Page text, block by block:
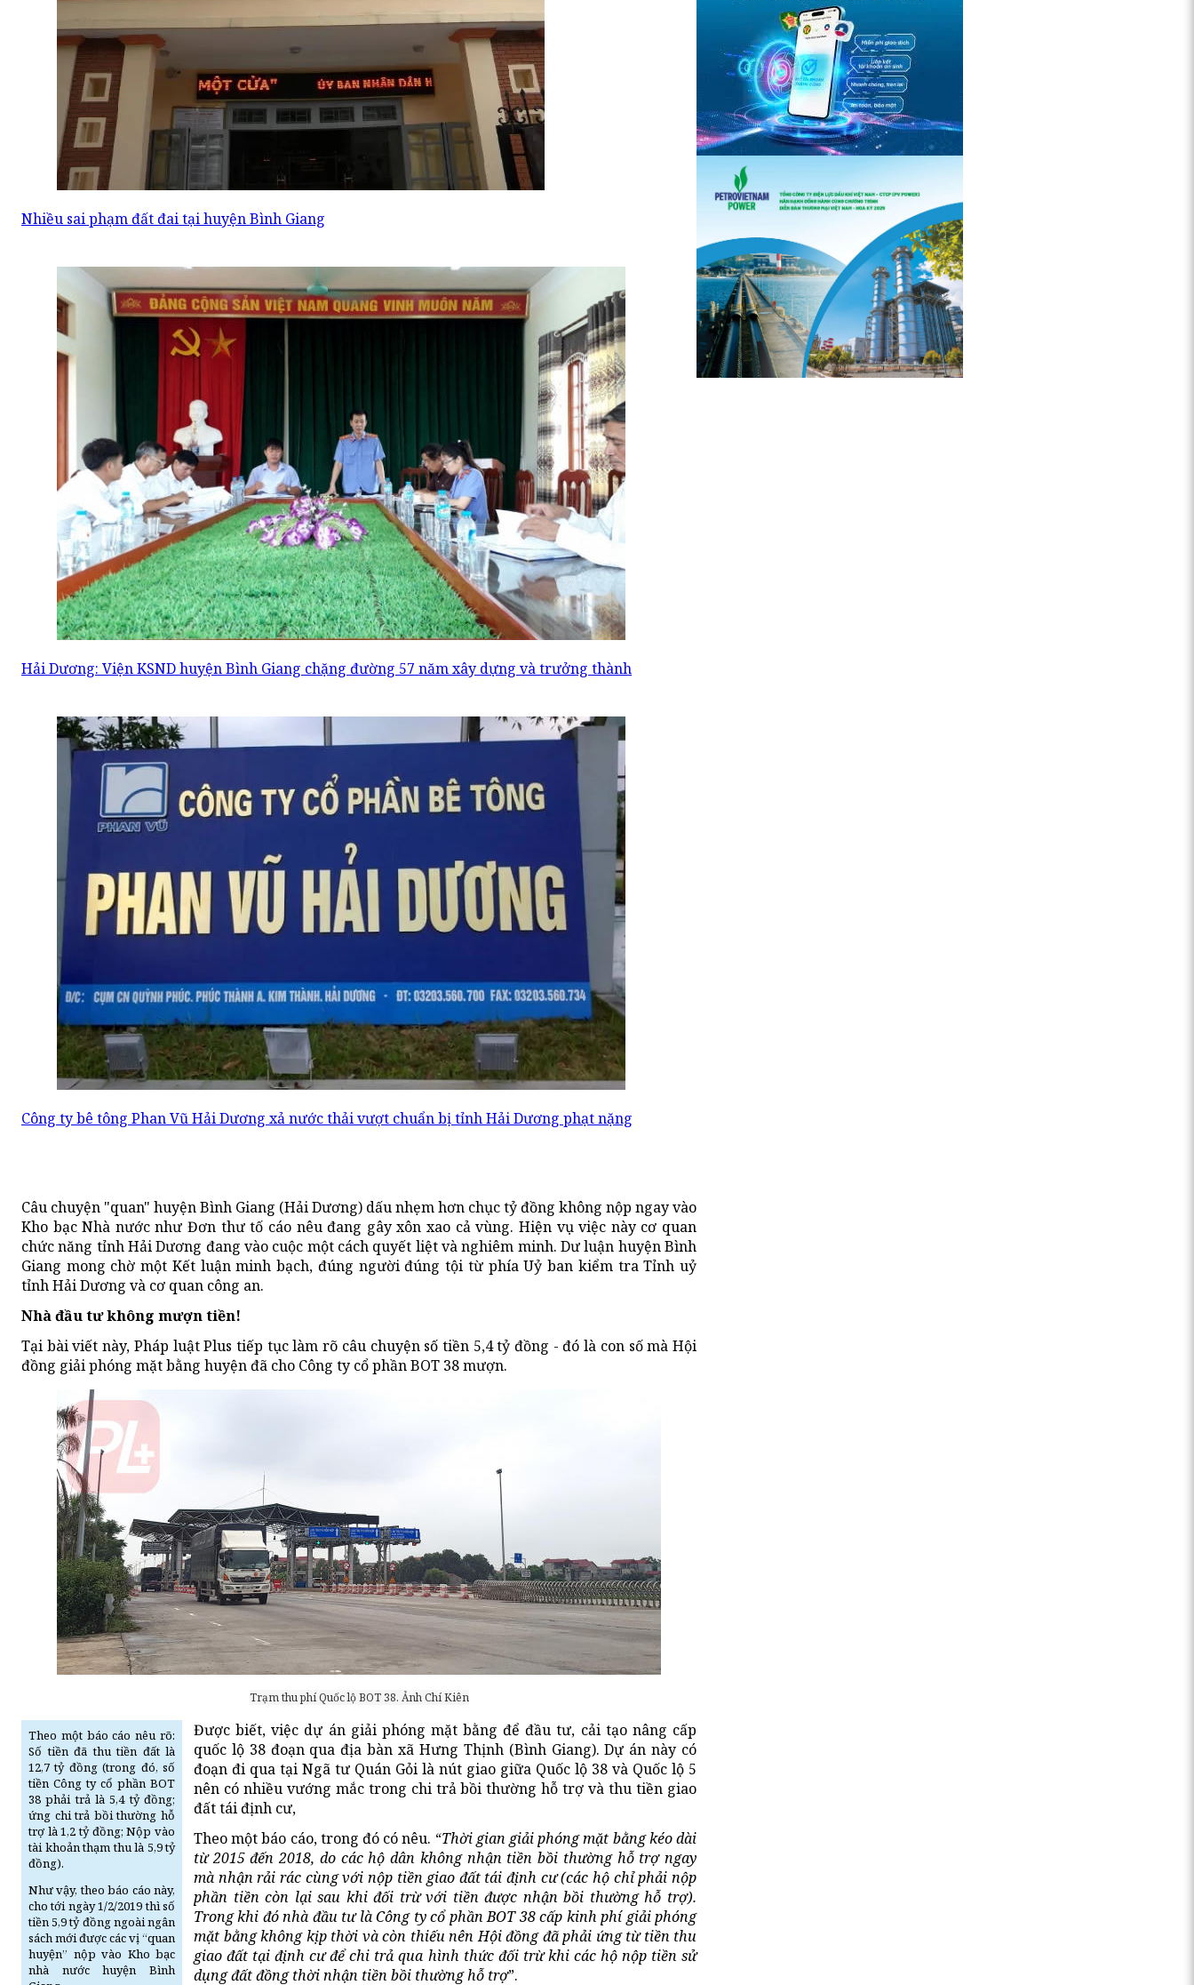
Nhiều sai phạm đất đai tại huyện Bình Giang
Hải Dương: Viện KSND huyện Bình Giang chặng đường 57 năm xây dựng và trưởng thành
Công ty bê tông Phan Vũ Hải Dương xả nước thải vượt chuẩn bị tỉnh Hải Dương phạt nặng
Câu chuyện "quan" huyện Bình Giang (Hải Dương) dấu nhẹm hơn chục tỷ đồng không nộp ngay vào
Kho bạc Nhà nước như Đơn thư tố cáo nêu đang gây xôn xao cả vùng. Hiện vụ việc này cơ quan
chức năng tỉnh Hải Dương đang vào cuộc một cách quyết liệt và nghiêm minh. Dư luận huyện Bình
Giang mong chờ một Kết luận minh bạch, đúng người đúng tội từ phía Uỷ ban kiểm tra Tỉnh uỷ
tỉnh Hải Dương và cơ quan công an.
Nhà đầu tư không mượn tiền!
Tại bài viết này, Pháp luật Plus tiếp tục làm rõ câu chuyện số tiền 5,4 tỷ đồng - đó là con số mà Hội
đồng giải phóng mặt bằng huyện đã cho Công ty cổ phần BOT 38 mượn.
Trạm thu phí Quốc lộ BOT 38. Ảnh Chí Kiên
Theo một báo cáo nêu rõ:
Số tiền đã thu tiền đất là
12,7 tỷ đồng (trong đó, số
tiền Công ty cổ phần BOT
38 phải trả là 5,4 tỷ đồng;
ứng chi trả bồi thường hỗ
trợ là 1,2 tỷ đồng; Nộp vào
tài khoản thạm thu là 5,9 tỷ
đồng).
Như vậy, theo báo cáo này,
cho tới ngày 1/2/2019 thì số
tiền 5,9 tỷ đồng ngoài ngân
sách mới được các vị “quan
huyện” nộp vào Kho bạc
nhà nước huyện Bình
Được biết, việc dự án giải phóng mặt bằng để đầu tư, cải tạo nâng cấp
quốc lộ 38 đoạn qua địa bàn xã Hưng Thịnh (Bình Giang). Dự án này có
đoạn đi qua tại Ngã tư Quán Gỏi là nút giao giữa Quốc lộ 38 và Quốc lộ 5
nên có nhiều vướng mắc trong chi trả bồi thường hỗ trợ và thu tiền giao
đất tái định cư,
Theo một báo cáo, trong đó có nêu. “Thời gian giải phóng mặt bằng kéo dài
từ 2015 đến 2018, do các hộ dân không nhận tiền bồi thường hỗ trợ ngay
mà nhận rải rác cùng với nộp tiền giao đất tái định cư (các hộ chỉ phải nộp
phần tiền còn lại sau khi đối trừ với tiền được nhận bồi thường hỗ trợ).
Trong khi đó nhà đầu tư là Công ty cổ phần BOT 38 cấp kinh phí giải phóng
mặt bằng không kịp thời và còn thiếu nên Hội đồng đã phải ứng từ tiền thu
giao đất tại định cư để chi trả qua hình thức đối trừ khi các hộ nộp tiền sử
dụng đất đồng thời nhận tiền bồi thường hỗ trợ”.